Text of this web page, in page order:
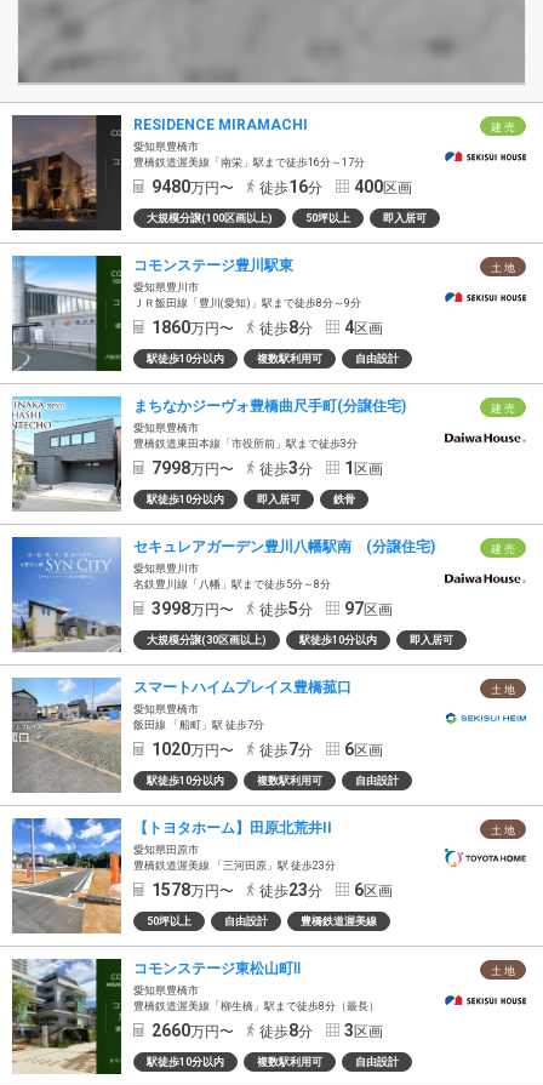
建 売
RESIDENCE MIRAMACHI
愛知県豊橋市
豊橋鉄道渥美線「南栄」駅まで徒歩16分～17分
9480万円〜 徒歩16分 400区画
大規模分譲(100区画以上) 50坪以上 即入居可
土 地
コモンステージ豊川駅東
愛知県豊川市
ＪＲ飯田線「豊川(愛知)」駅まで徒歩8分～9分
1860万円〜 徒歩8分 4区画
駅徒歩10分以内 複数駅利用可 自由設計
建 売
まちなかジーヴォ豊橋曲尺手町(分譲住宅)
愛知県豊橋市
豊橋鉄道東田本線「市役所前」駅まで徒歩3分
7998万円〜 徒歩3分 1 区画
駅徒歩10分以内 即入居可 鉄骨
建 売
セキュレアガーデン豊川八幡駅南 (分譲住宅)
愛知県豊川市
名鉄豊川線「八幡」駅まで徒歩5分～8分
3998万円〜 徒歩5分 97区画
大規模分譲(30区画以上) 駅徒歩10分以内 即入居可
土 地
スマートハイムプレイス豊橋菰口
愛知県豊橋市
飯田線 「船町」駅 徒歩7分
1020万円〜 徒歩7分 6区画
駅徒歩10分以内 複数駅利用可 自由設計
土 地
【トヨタホーム】田原北荒井II
愛知県田原市
豊橋鉄道渥美線 「三河田原」駅 徒歩23分
1578万円〜 徒歩23分 6区画
50坪以上 自由設計 豊橋鉄道渥美線
土 地
コモンステージ東松山町Ⅱ
愛知県豊橋市
豊橋鉄道渥美線「柳生橋」駅まで徒歩8分（最長）
2660万円〜 徒歩8分 3 区画
駅徒歩10分以内 複数駅利用可 自由設計